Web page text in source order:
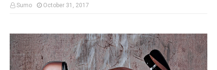
Sumo October 31, 2017